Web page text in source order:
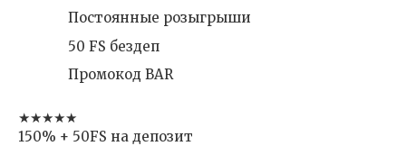
Постоянные розыгрыши
50 FS бездеп
Промокод BAR
★★★★★
150% + 50FS на депозит